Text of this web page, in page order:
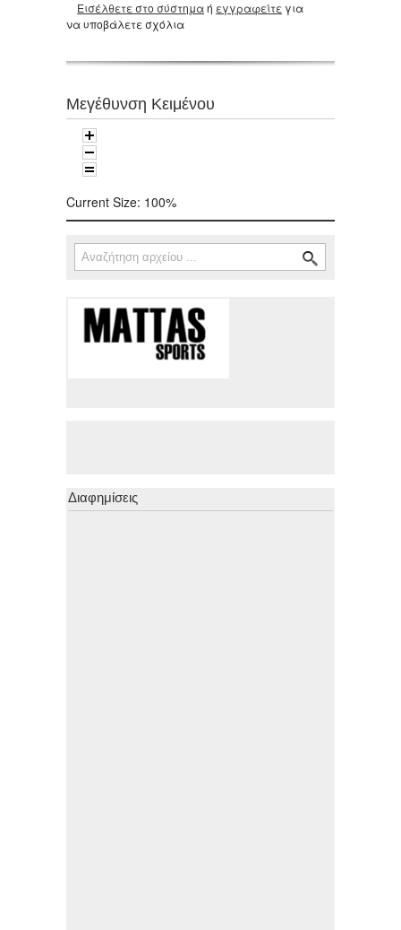
Εισέλθετε στο σύστημαή εγγραφείτε για
να υποβάλετε σχόλια
Μεγέθυνση Κειμένου
Current Size: 100%
Φόρμα αναζήτησης
Αναζήτηση
Διαφημίσεις